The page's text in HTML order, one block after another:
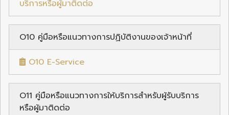
บริการหรือผู้มาติดต่อ
O10 คู่มือหรือแนวทางการปฏิบัติงานของเจ้าหน้าที่
O10 E-Service
O11 คู่มือหรือแนวทางการให้บริการสำหรับผู้รับบริการ
หรือผู้มาติดต่อ